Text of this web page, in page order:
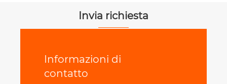
Invia richiesta
Informazioni di
contatto